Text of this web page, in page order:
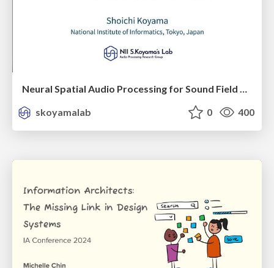
Neural Spatial Audio Processing for Sound Field Analysis and Control
skoyamalab
0 400